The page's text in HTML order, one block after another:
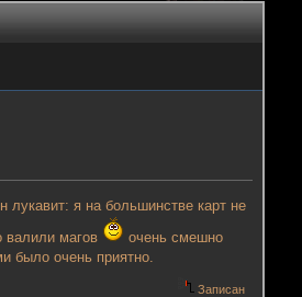
лукавит: я на большинстве карт не
валили магов
очень смешно
было очень приятно.
Записан